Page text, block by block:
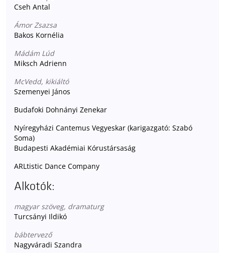
Cseh Antal
Ámor Zsazsa
Bakos Kornélia
Mádám Lúd
Miksch Adrienn
McVedd, kikiáltó
Szemenyei János
Budafoki Dohnányi Zenekar
Nyíregyházi Cantemus Vegyeskar (karigazgató: Szabó
Soma)
Budapesti Akadémiai Kórustársaság
ARLtistic Dance Company
Alkotók:
magyar szöveg, dramaturg
Turcsányi Ildikó
bábtervező
Nagyváradi Szandra